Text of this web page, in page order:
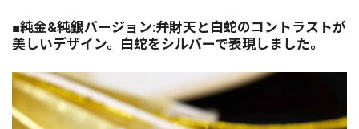
■純金&純銀バージョン:弁財天と白蛇のコントラストが
美しいデザイン。白蛇をシルバーで表現しました。